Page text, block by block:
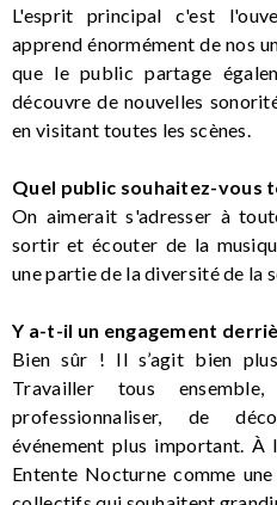
L'esprit principal c'est
apprend énormément de nos
que le public partage
découvre de nouvelles
en visitant toutes les scènes.
Quel public souhaitez-vous
On aimerait s'adresser à
sortir et écouter de la
une partie de la diversité de la
Y a-t-il un engagement
Bien sûr ! Il s’agit bien plus
Travailler tous
professionnaliser, de
événement plus important. À
Entente Nocturne comme